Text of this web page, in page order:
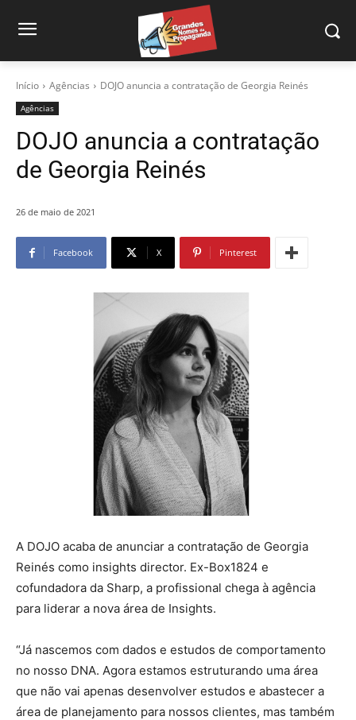
Início Agências DOJO anuncia a contratação de Georgia Reinés
Agências
DOJO anuncia a contratação
de Georgia Reinés
26 de maio de 2021
Facebook X Pinterest
A DOJO acaba de anunciar a contratação de Georgia
Reinés como insights director. Ex-Box1824 e
cofundadora da Sharp, a profissional chega à agência
para liderar a nova área de Insights.
“Já nascemos com dados e estudos de comportamento
no nosso DNA. Agora estamos estruturando uma área
que não vai apenas desenvolver estudos e abastecer a
área de planejamento para nossos clientes, mas também